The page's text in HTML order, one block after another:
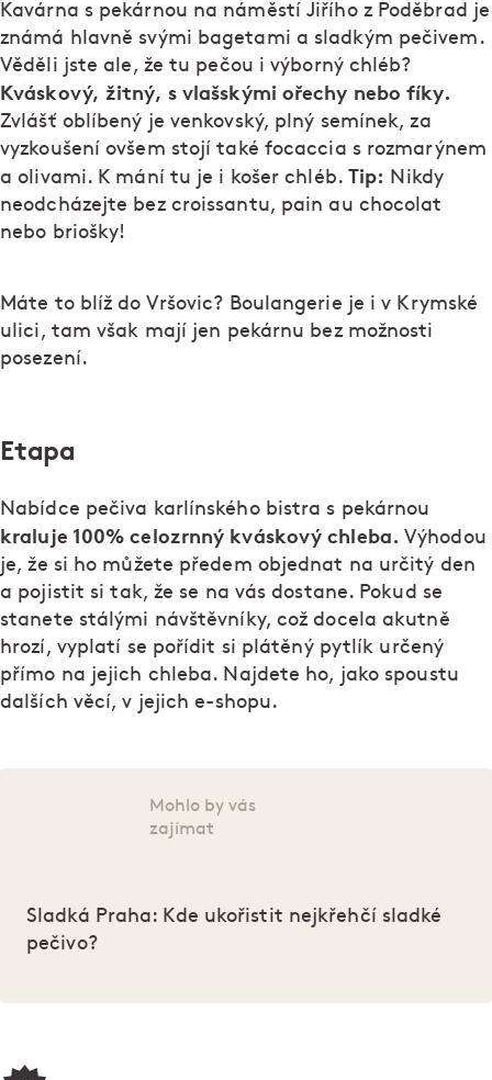
Kavárna s pekárnou na náměstí Jiřího z Poděbrad je
známá hlavně svými bagetami a sladkým pečivem.
Věděli jste ale, že tu pečou i výborný chléb?
Kváskový, žitný, s vlašskými ořechy nebo fíky.
Zvlášť oblíbený je venkovský, plný semínek, za
vyzkoušení ovšem stojí také focaccia s rozmarýnem
a olivami. K mání tu je i košer chléb. Tip: Nikdy
neodcházejte bez croissantu, pain au chocolat
nebo briošky!
Máte to blíž do Vršovic? Boulangerie je i v Krymské
ulici, tam však mají jen pekárnu bez možnosti
posezení.
Etapa
Nabídce pečiva karlínského bistra s pekárnou
kraluje 100% celozrnný kváskový chleba. Výhodou
je, že si ho můžete předem objednat na určitý den
a pojistit si tak, že se na vás dostane. Pokud se
stanete stálými návštěvníky, což docela akutně
hrozí, vyplatí se pořídit si plátěný pytlík určený
přímo na jejich chleba. Najdete ho, jako spoustu
dalších věcí, v jejich e-shopu.
Mohlo by vás
zajímat
Sladká Praha: Kde ukořistit nejkřehčí sladké
pečivo?